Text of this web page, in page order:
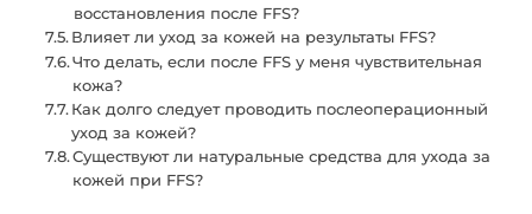
восстановления после FFS?
Влияет ли уход за кожей на результаты FFS?
Что делать, если после FFS у меня чувствительная
кожа?
Как долго следует проводить послеоперационный
уход за кожей?
Существуют ли натуральные средства для ухода за
кожей при FFS?